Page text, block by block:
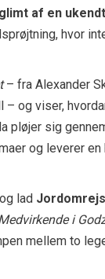
af en
hvor
– fra Alexander
og viser,
sig
og leverer
lad
i
mellem to